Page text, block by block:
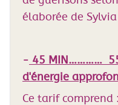
élaborée de
- 45 MIN…………
d'énergie
Ce tarif comprend :